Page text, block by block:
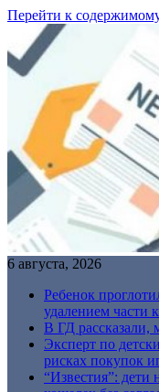
Перейти к
6 августа, 2026
Ребенок
удалением части
В ГД рассказали,
Эксперт по
рисках покупок
“Известия”: дети